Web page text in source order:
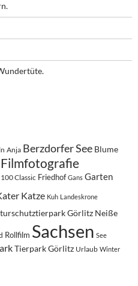
Anja Berzdorfer See Blume
Filmfotografie
Classic Friedhof Gans Garten
Katze Kuh Landeskrone
Görlitz Neiße
Rollfilm Sachsen See
Tierpark Görlitz Urlaub Winter